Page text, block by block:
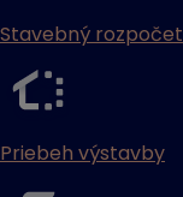
Stavebný rozpočet
Priebeh výstavby